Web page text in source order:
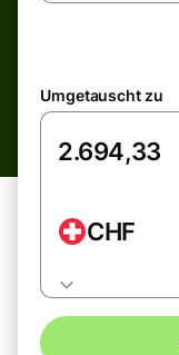
Umgetauscht zu
CHF